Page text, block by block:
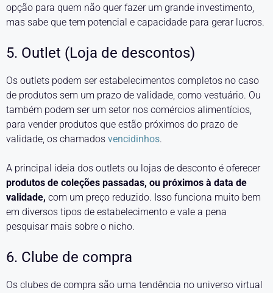
opção para quem não quer fazer um grande investimento,
mas sabe que tem potencial e capacidade para gerar lucros.
5. Outlet (Loja de descontos)
Os outlets podem ser estabelecimentos completos no caso
de produtos sem um prazo de validade, como vestuário. Ou
também podem ser um setor nos comércios alimentícios,
para vender produtos que estão próximos do prazo de
validade, os chamados vencidinhos.
A principal ideia dos outlets ou lojas de desconto é oferecer
produtos de coleções passadas, ou próximos à data de
validade, com um preço reduzido. Isso funciona muito bem
em diversos tipos de estabelecimento e vale a pena
pesquisar mais sobre o nicho.
6. Clube de compra
Os clubes de compra são uma tendência no universo virtual